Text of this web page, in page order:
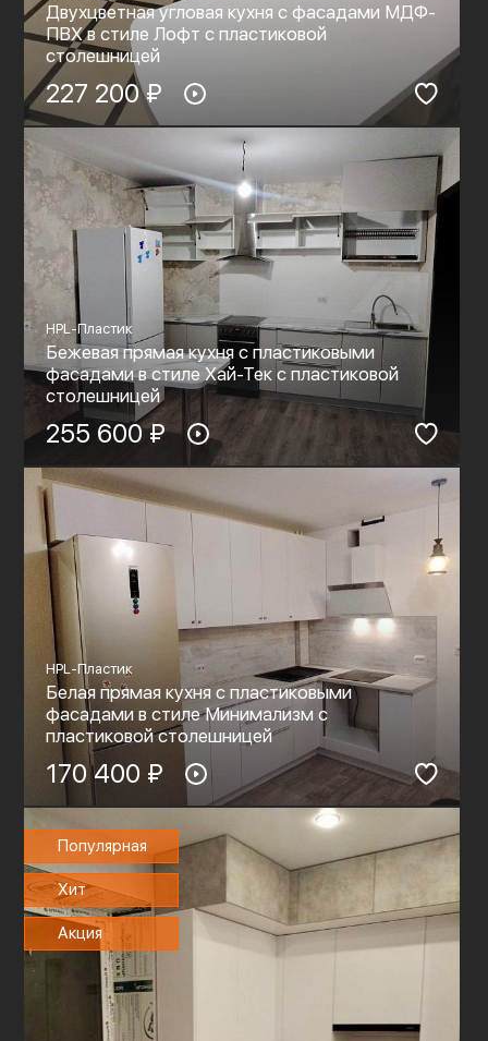
Двухцветная угловая кухня с фасадами МДФ-
ПВХ в стиле Лофт с пластиковой
столешницей
227 200 ₽
HPL-Пластик
Бежевая прямая кухня с пластиковыми
фасадами в стиле Хай-Тек с пластиковой
столешницей
255 600 ₽
HPL-Пластик
Белая прямая кухня с пластиковыми
фасадами в стиле Минимализм с
пластиковой столешницей
170 400 ₽
Популярная
Хит
Акция